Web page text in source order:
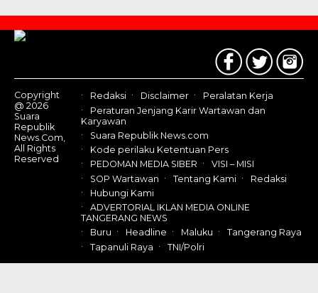
Contact
Us
Copyright
@ 2026
Suara
Republik
News.Com,
All Rights
Reserved
Redaksi Disclaimer
Peralatan Kerja
Peraturan Jenjang Karir Wartawan dan
Karyawan
Suara Republik News.com
Kode perilaku Ketentuan Pers
PEDOMAN MEDIA SIBER
VISI – MISI
SOP Wartawan
Tentang Kami
Redaksi
Hubungi Kami
ADVERTORIAL IKLAN MEDIA ONLINE
TANGERANG NEWS
Buru
Headline Maluku
Tangerang Raya
Tapanuli Raya
TNI/Polri